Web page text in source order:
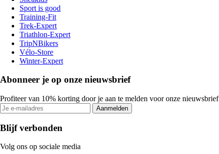
Sport is good
Training-Fit
Trek-Expert
Triathlon-Expert
TripNBikers
Vélo-Store
Winter-Expert
Abonneer je op onze nieuwsbrief
Profiteer van 10% korting door je aan te melden voor onze nieuwsbrief
Aanmelden
Blijf verbonden
Volg ons op sociale media